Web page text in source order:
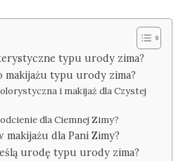
typu urody zima?
makijażu typu urody zima?
i makijaż dla Czystej
dla Ciemnej Zimy?
dla Pani Zimy?
urodę typu urody zima?